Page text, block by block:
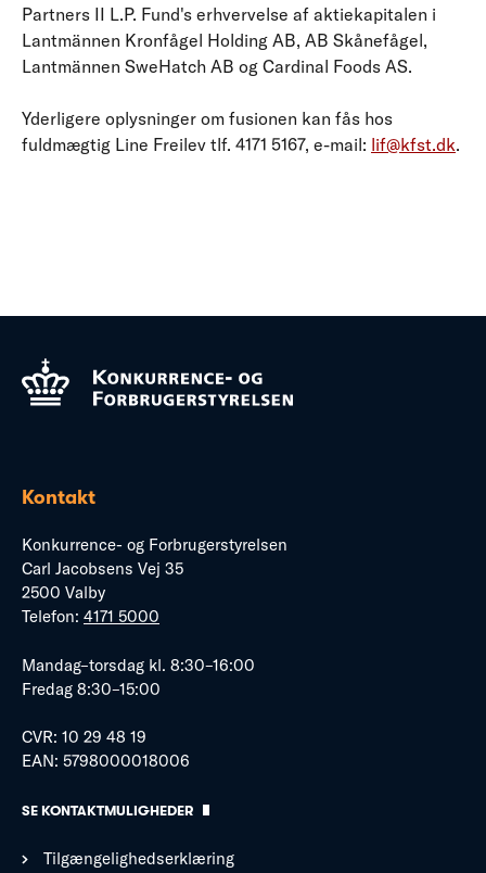
Partners II L.P. Fund's erhvervelse af aktiekapitalen i
Lantmännen Kronfågel Holding AB, AB Skånefågel,
Lantmännen SweHatch AB og Cardinal Foods AS.
Yderligere oplysninger om fusionen kan fås hos
fuldmægtig Line Freilev tlf. 4171 5167, e-mail: lif@kfst.dk.
Kontakt
Konkurrence- og Forbrugerstyrelsen
Carl Jacobsens Vej 35
2500 Valby
Telefon: 4171 5000
Mandag–torsdag kl. 8:30–16:00
Fredag 8:30–15:00
CVR: 10 29 48 19
EAN: 5798000018006
SE KONTAKTMULIGHEDER
Tilgængelighedserklæring